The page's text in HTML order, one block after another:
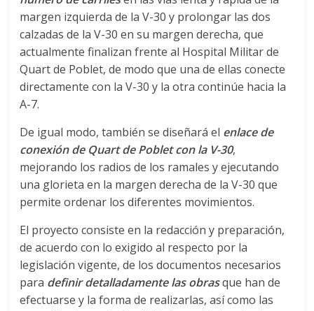
a
n
s
p
o
r
t
e
margen izquierda de la V-30 y prolongar las dos
calzadas de la V-30 en su margen derecha, que
actualmente finalizan frente al Hospital Militar de
Quart de Poblet, de modo que una de ellas conecte
directamente con la V-30 y la otra continúe hacia la
A-7.
De igual modo, también se diseñará el enlace de
conexión de Quart de Poblet con la V-30,
mejorando los radios de los ramales y ejecutando
una glorieta en la margen derecha de la V-30 que
permite ordenar los diferentes movimientos.
El proyecto consiste en la redacción y preparación,
de acuerdo con lo exigido al respecto por la
legislación vigente, de los documentos necesarios
para definir detalladamente las obrasque han de
efectuarse y la forma de realizarlas, así como las